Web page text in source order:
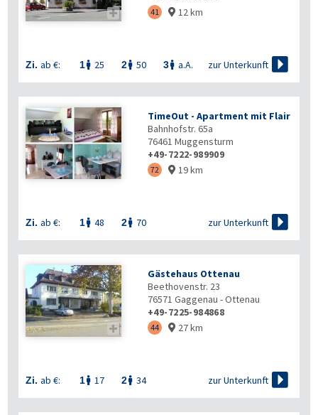
 41  12 km
Zi. ab €: 1 25 2 50 3 a.A. zur Unterkunft 
TimeOut - Apartment mit Flair
Bahnhofstr. 65a
76461 Muggensturm
+49-7222-989909
72  19 km
Zi. ab €: 1 48 2 70 zur Unterkunft 

Gästehaus Ottenau
Beethovenstr. 23
76571 Gaggenau - Ottenau
+49-7225-984868
44  27 km
Zi. ab €: 1 17 2 34 zur Unterkunft 